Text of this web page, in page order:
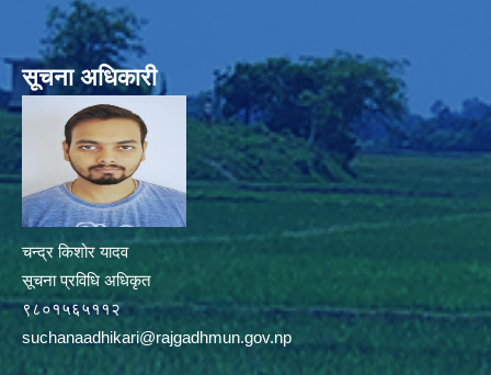
सूचना अधिकारी
चन्द्र किशोर यादव
सूचना प्रविधि अधिकृत
९८०१५६५११२
suchanaadhikari@rajgadhmun.gov.np